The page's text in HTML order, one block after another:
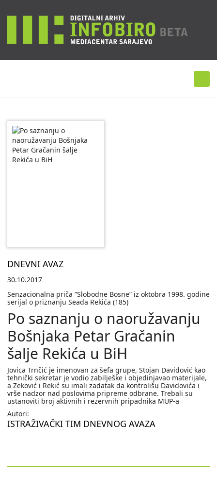
DNEVNI AVAZ
30.10.2017
Senzacionalna priča “Slobodne Bosne” iz oktobra 1998. godine
serijal o priznanju Seada Rekića (185)
Po saznanju o naoružavanju
Bošnjaka Petar Gračanin
šalje Rekića u BiH
Jovica Trnčić je imenovan za šefa grupe, Stojan Davidović kao
tehnički sekretar je vodio zabilješke i objedinjavao materijale,
a Zeković i Rekić su imali zadatak da kontrolišu Davidovića i
vrše nadzor nad poslovima pripreme odbrane. Trebali su
ustanoviti broj aktivnih i rezervnih pripadnika MUP-a
Autori:
ISTRAŽIVAČKI TIM DNEVNOG AVAZA